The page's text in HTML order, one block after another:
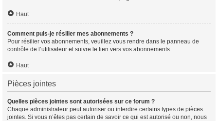
Haut
Comment puis-je résilier mes abonnements ?
Pour résilier vos abonnements, veuillez vous rendre dans le panneau de
contrôle de l’utilisateur et suivre le lien vers vos abonnements.
Haut
Pièces jointes
Quelles pièces jointes sont autorisées sur ce forum ?
Chaque administrateur peut autoriser ou interdire certains types de pièces
jointes. Si vous n’êtes pas certain de savoir ce qui est autorisé ou non, nous